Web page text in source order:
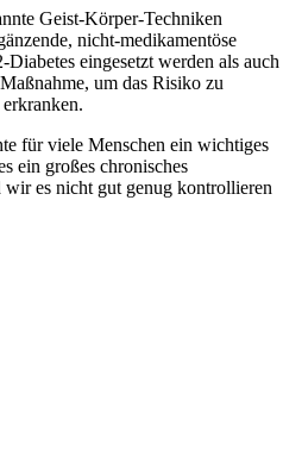
Geist-Körper-Techniken
nicht-medikamentöse
eingesetzt werden als auch
um das Risiko zu
für viele Menschen ein wichtiges
ein großes chronisches
es nicht gut genug kontrollieren